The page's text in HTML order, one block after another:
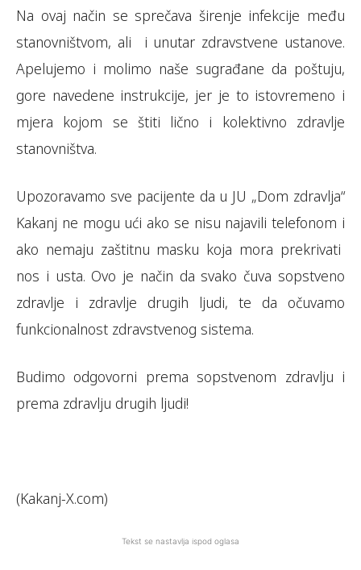
Na ovaj način se sprečava širenje infekcije među
stanovništvom, ali i unutar zdravstvene ustanove.
Apelujemo i molimo naše sugrađane da poštuju,
gore navedene instrukcije, jer je to istovremeno i
mjera kojom se štiti lično i kolektivno zdravlje
stanovništva.
Upozoravamo sve pacijente da u JU „Dom zdravlja“
Kakanj ne mogu ući ako se nisu najavili telefonom i
ako nemaju zaštitnu masku koja mora prekrivati
nos i usta. Ovo je način da svako čuva sopstveno
zdravlje i zdravlje drugih ljudi, te da očuvamo
funkcionalnost zdravstvenog sistema.
Budimo odgovorni prema sopstvenom zdravlju i
prema zdravlju drugih ljudi!
(Kakanj-X.com)
Tekst se nastavlja ispod oglasa